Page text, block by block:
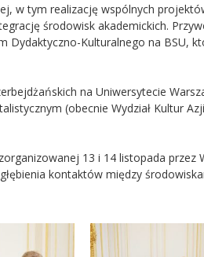
w tym realizację wspólnych
środowisk akademickich.
Dydaktyczno-Kulturalnego na BSU,
na Uniwersytecie
(obecnie Wydział Kultur
13 i 14 listopada przez
kontaktów między